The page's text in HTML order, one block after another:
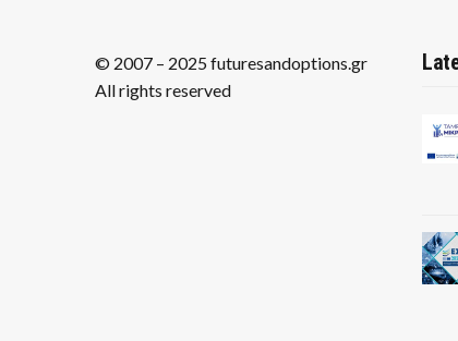
© 2007 – 2025 futuresandoptions.gr
All rights reserved